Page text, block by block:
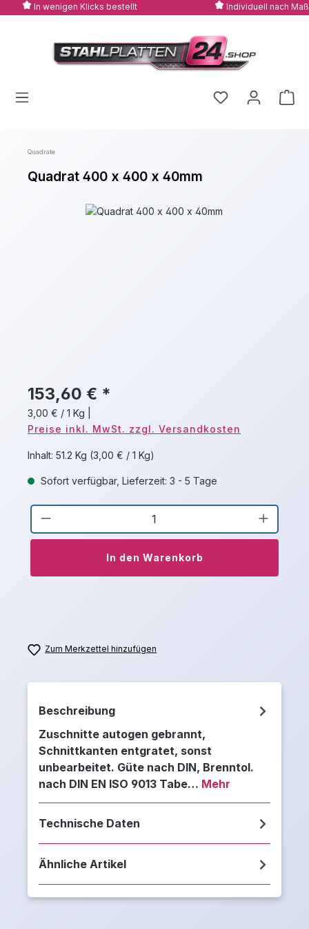
Zum Hauptinhalt springen
In wenigen Klicks bestellt Individuell nach Maß
Quadrate
Quadrat 400 x 400 x 40mm
Bildergalerie überspringen
153,60 € *
3,00 € / 1 Kg
Preise inkl. MwSt. zzgl. Versandkosten
Inhalt: 51.2 Kg (3,00 € / 1 Kg)
Sofort verfügbar, Lieferzeit: 3 - 5 Tage
Produkt Anzahl: Gib den
In den Warenkorb
Zum Merkzettel hinzufügen
Beschreibung
Zuschnitte autogen gebrannt,
Schnittkanten entgratet, sonst
unbearbeitet. Güte nach DIN, Brenntol.
nach DIN EN ISO 9013 Tabe… Mehr
Technische Daten
Ähnliche Artikel